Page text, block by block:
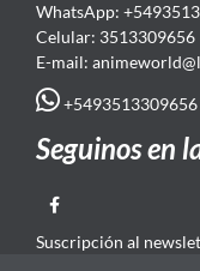
WhatsApp:
Celular: 3513309656
E-mail: animeworld
+5493513309656
Seguinos en
Suscripción al